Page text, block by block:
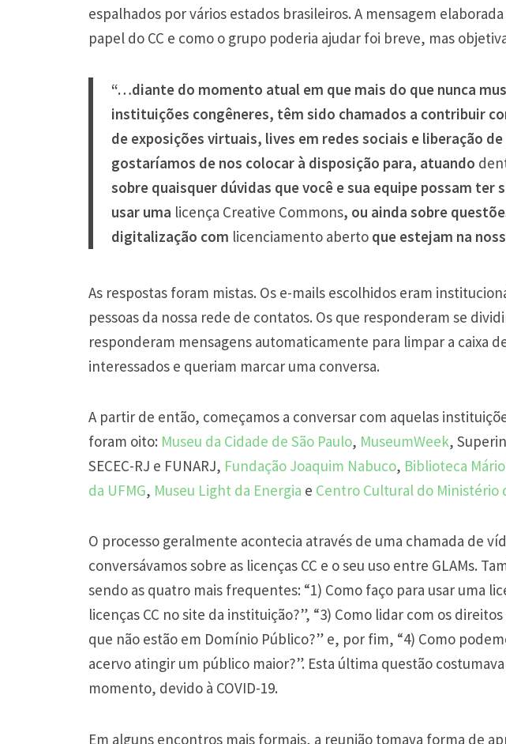
espalhados por vários estados brasileiros. A mensagem
papel do CC e como o grupo poderia ajudar foi breve, mas
“…diante do momento atual em que mais do que nunca
instituições congêneres, têm sido chamados a contribuir
de exposições virtuais, lives em redes sociais e liberação
gostaríamos de nos colocar à disposição para, atuando
sobre quaisquer dúvidas que você e sua equipe possam ter
usar uma licença Creative Commons, ou ainda sobre
digitalização com licenciamento abertoque estejam na
As respostas foram mistas. Os e-mails escolhidos eram
pessoas da nossa rede de contatos. Os que responderam se
responderam mensagens automaticamente para limpar a caixa
interessados e queriam marcar uma conversa.
A partir de então, começamos a conversar com aquelas
foram oito: Museu da Cidade de São Paulo, MuseumWeek,
SECEC-RJ e FUNARJ, Fundação Joaquim Nabuco, Biblioteca
da UFMG, Museu Light da Energia e Centro Cultural do Ministério
O processo geralmente acontecia através de uma chamada de
conversávamos sobre as licenças CC e o seu uso entre GLAMs.
sendo as quatro mais frequentes: “1) Como faço para usar uma
licenças CC no site da instituição?”, “3) Como lidar com os
que não estão em Domínio Público?” e, por fim, “4) Como
acervo atingir um público maior?”. Esta última questão
momento, devido à COVID-19.
Em alguns encontros mais formais, a reunião tomava forma de